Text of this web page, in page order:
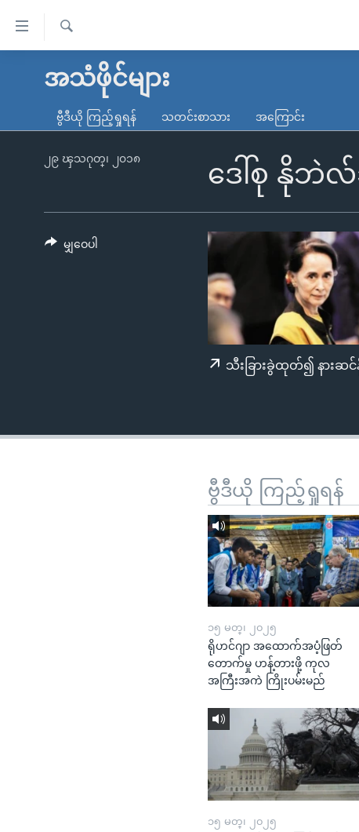
လွယ်ကူ
သည့်
ကျော်
မူလစာမျက်နှာ
ကမ္ဘာ့သတင်းများ
နိုင်ငံတကာ
တရုတ်
အစ္စရေး-ပါလက်စတိုင်း
ရပ်ဝန်းတခု လမ်းတခု အလွန်
အင်္ဂလိပ်စာလေ့လာမယ်
ရ
အသံဖိုင်များ
ဗွီဒီယို ကြည့်ရှုရန် သတင်းစာသား အကြောင်း
ဒေါ်စု နိုဘဲ
၂၉ ၾသဂုတ္၊ ၂၀၁၈
သီးခြားခွဲထုတ်၍ နားဆ
မျှဝေပါ
ဗွီဒီယို ကြည့်ရှုရန်
၁၅ မတ္၊ ၂၀၂၅
ရိုဟင်ဂျာ အထောက်အပံ့ဖြတ်
တောက်မှု ဟန့်တားဖို့ ကုလ
အကြီးအကဲ ကြိုးပမ်းမည်
၁၅ မတ္၊ ၂၀၂၅